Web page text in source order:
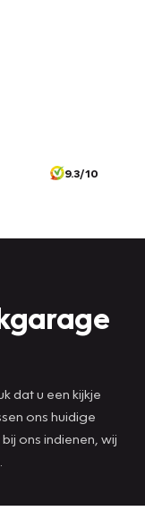
9.3/10
dat u een kijkje
ons huidige
ons indienen, wij